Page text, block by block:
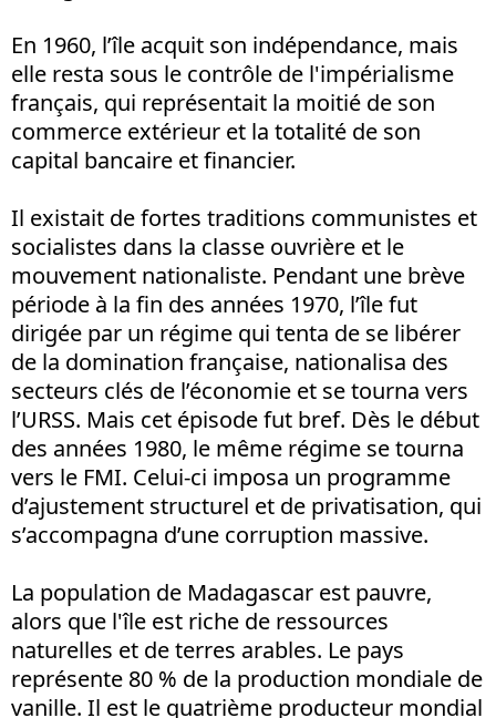
En 1960, l’île acquit son indépendance, mais
elle resta sous le contrôle de l'impérialisme
français, qui représentait la moitié de son
commerce extérieur et la totalité de son
capital bancaire et financier.
Il existait de fortes traditions communistes et
socialistes dans la classe ouvrière et le
mouvement nationaliste. Pendant une brève
période à la fin des années 1970, l’île fut
dirigée par un régime qui tenta de se libérer
de la domination française, nationalisa des
secteurs clés de l’économie et se tourna vers
l’URSS. Mais cet épisode fut bref. Dès le début
des années 1980, le même régime se tourna
vers le FMI. Celui-ci imposa un programme
d’ajustement structurel et de privatisation, qui
s’accompagna d’une corruption massive.
La population de Madagascar est pauvre,
alors que l'île est riche de ressources
naturelles et de terres arables. Le pays
représente 80 % de la production mondiale de
vanille. Il est le quatrième producteur mondial